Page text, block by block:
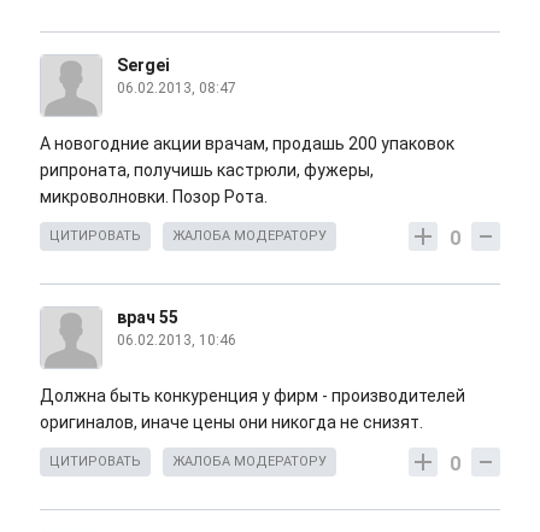
Sergei
06.02.2013, 08:47
А новогодние акции врачам, продашь 200 упаковок
рипроната, получишь кастрюли, фужеры,
микроволновки. Позор Рота.
0
ЦИТИРОВАТЬ ЖАЛОБА МОДЕРАТОРУ
врач 55
06.02.2013, 10:46
Должна быть конкуренция у фирм - производителей
оригиналов, иначе цены они никогда не снизят.
0
ЦИТИРОВАТЬ ЖАЛОБА МОДЕРАТОРУ